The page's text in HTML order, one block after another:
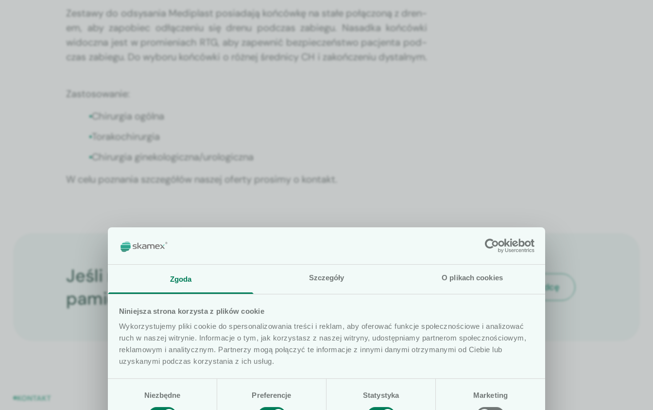
Zgoda Szczegóły O plikach cookies
Niniejsza strona korzysta z plików cookie
Wykorzystujemy pliki cookie do spersonalizowania treści i reklam, aby oferować funkcje społecznościowe i analizować
ruch w naszej witrynie. Informacje o tym, jak korzystasz z naszej witryny, udostępniamy partnerom społecznościowym,
reklamowym i analitycznym. Partnerzy mogą połączyć te informacje z innymi danymi otrzymanymi od Ciebie lub
uzyskanymi podczas korzystania z ich usług.
Niezbędne Preferencje Statystyka Marketing
Zestawy do odsysa­nia Mediplast posi­ada­ją końcówkę na stałe połąc­zoną z dren­
em, aby zapo­biec odłącze­niu się drenu pod­czas zabiegu. Nasad­ka końców­ki
widocz­na jest w promieni­ach RTG, aby zapewnić bez­pieczeńst­wo pac­jen­ta pod­
czas zabiegu. Do wyboru końców­ki o różnej śred­ni­cy CH i zakończe­niu dys­tal­nym.
Zas­tosowanie:
Chirur­gia ogól­na
Torakochirur­gia
Chirur­gia ginekologiczna/urologiczna
W celu poz­na­nia szczegółów naszej ofer­ty prosimy o kon­takt.
Jeśli masz jakiekolwiek pytania do oferty,
pamiętaj, że jesteśmy do Twojej dyspozycji.
Znajdź doradcę
KONTAKT
Szanowni użytkownicy
wyłącznie dla osób profesjonalnie związanych z dziedziną wyrobów medycznych. W
szczególności, kierujemy ofertę do osób wykonujących zawód medyczny, prowadzących
obrót wyrobami medycznymi oraz ich pracowników i współpracowników. Podkreślamy,
że treści zamieszczone na naszej stronie nie stanowią porad medycznych ani zaleceń